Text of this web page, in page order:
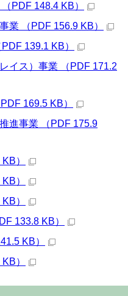
PDF 148.4 KB）
業 （PDF 156.9 KB）
139.1 KB）
イス）事業 （PDF 171.2
169.5 KB）
進事業 （PDF 175.9
）
）
）
133.8 KB）
KB）
）